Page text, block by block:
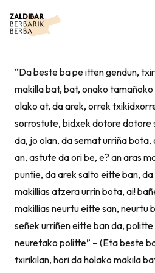
“Da beste ba pe itten gendun,
makilla bat, bat, onako
olako at, da arek, orrek
sorrostute, bidxek dotore dotore
da, jo olan, da semat urriña
an, astute da ori be, e? an aras
puntie, da arek salto eitte ban,
makillias atzera urrin bota, ai!
makillias neurtu eitte san, neurtu
señek urriñen eitte ban da,
neuretako politte” – (Eta beste
txirikilan, hori da holako makila